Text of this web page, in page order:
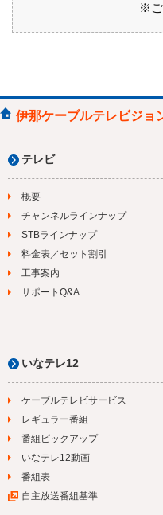
※ご
伊那ケーブルテレビジョ
テレビ
概要
チャンネルラインナップ
STBラインナップ
料金表／セット割引
工事案内
サポートQ&A
いなテレ12
ケーブルテレビサービス
レギュラー番組
番組ピックアップ
いなテレ12動画
番組表
自主放送番組基準